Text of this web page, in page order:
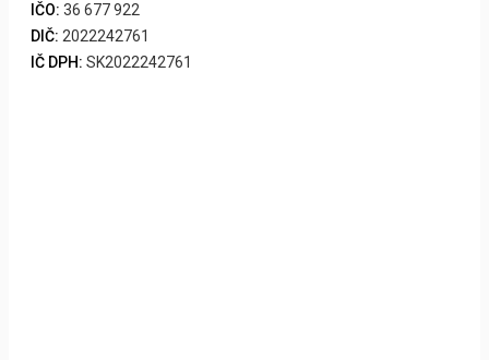
IČO: 36 677 922
DIČ: 2022242761
IČ DPH: SK2022242761